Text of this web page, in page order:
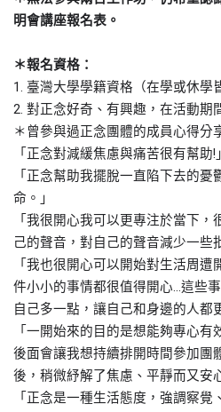
明會講座報名表。
＊報名資格：
1. 臺灣大學學籍資格（在學或休學
2. 對正念好奇、有興趣，在活動期
＊曾參與過正念團體的成員心得分
「正念對減緩焦慮與痛苦很有幫助! 」
「正念幫助我擺脫一直陷下去的憂
命。」
「我很開心我可以更專注於當下，
己的聲音，對自己的聲音減少一些
「我也很開心可以開始對生活周
件小小的事情都很值得開心…這些
自己多一點，讓自己和身邊的人都
「一開始來的目的是想能夠專心有
後面會讓我想持續排開時間參加團
後，稍微紓解了焦慮、平靜而又安
「正念是一種生活態度，強調察覺